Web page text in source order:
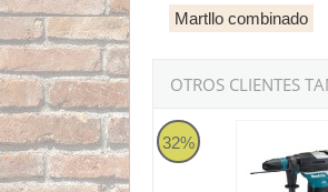
Martllo combinado
OTROS CLIENTES
32%
Martillo combinado